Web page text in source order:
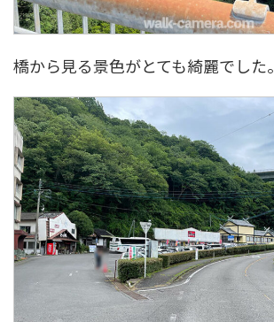
橋から見る景色がとても綺麗でした。